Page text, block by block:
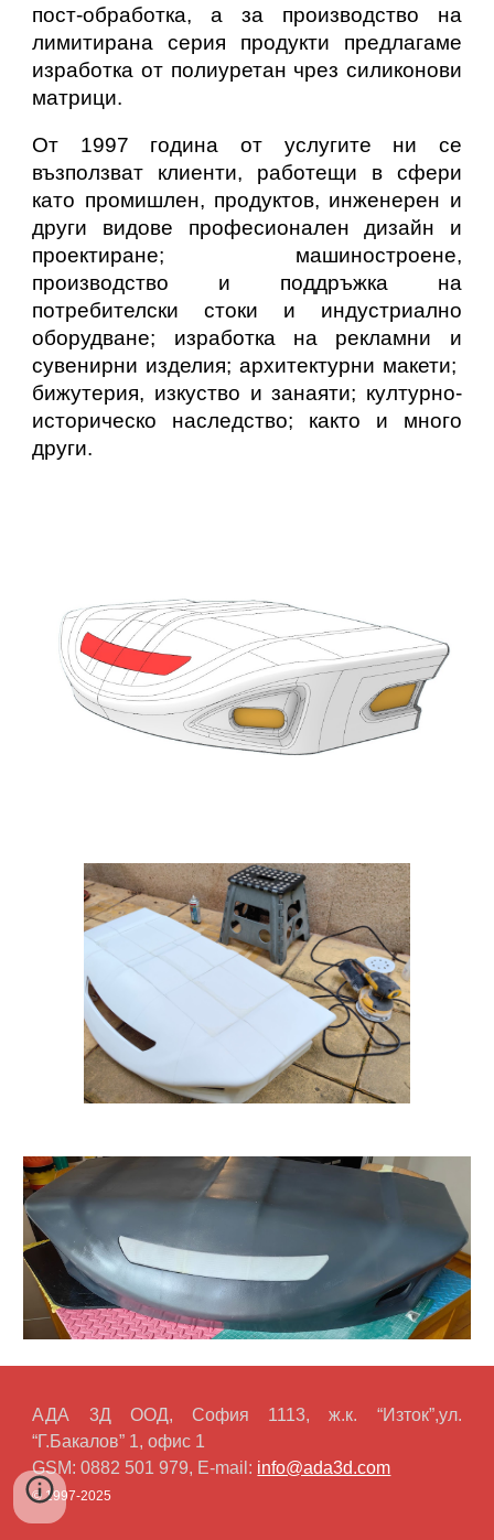
пост-обработка, а за производство на
лимитирана серия продукти предлагаме
изработка от полиуретан чрез силиконови
матрици.
От 1997 година от услугите ни се
възползват клиенти, работещи в сфери
като промишлен, продуктов, инженерен и
други видове професионален дизайн и
проектиране; машиностроене,
производство и поддръжка на
потребителски стоки и индустриално
оборудване; изработка на рекламни и
сувенирни изделия; архитектурни макети;
бижутерия, изкуство и занаяти; културно-
историческо наследство; както и много
други.
АДА 3Д ООД, София 1113, ж.к. “Изток”,ул.
“Г.Бакалов” 1, офис 1
GSM: 0882 501 979, E-mail: info@ada3d.com
© 1997-2025